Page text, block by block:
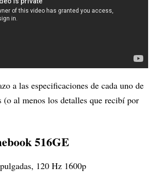
a las especificaciones de cada uno de
(o al menos los detalles que recibí por
516GE
120 Hz 1600p